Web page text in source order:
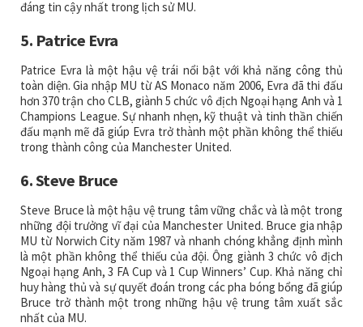
đáng tin cậy nhất trong lịch sử MU.
5. Patrice Evra
Patrice Evra là một hậu vệ trái nổi bật với khả năng công thủ
toàn diện. Gia nhập MU từ AS Monaco năm 2006, Evra đã thi đấu
hơn 370 trận cho CLB, giành 5 chức vô địch Ngoại hạng Anh và 1
Champions League. Sự nhanh nhẹn, kỹ thuật và tinh thần chiến
đấu mạnh mẽ đã giúp Evra trở thành một phần không thể thiếu
trong thành công của Manchester United.
6. Steve Bruce
Steve Bruce là một hậu vệ trung tâm vững chắc và là một trong
những đội trưởng vĩ đại của Manchester United. Bruce gia nhập
MU từ Norwich City năm 1987 và nhanh chóng khẳng định mình
là một phần không thể thiếu của đội. Ông giành 3 chức vô địch
Ngoại hạng Anh, 3 FA Cup và 1 Cup Winners’ Cup. Khả năng chỉ
huy hàng thủ và sự quyết đoán trong các pha bóng bổng đã giúp
Bruce trở thành một trong những hậu vệ trung tâm xuất sắc
nhất của MU.